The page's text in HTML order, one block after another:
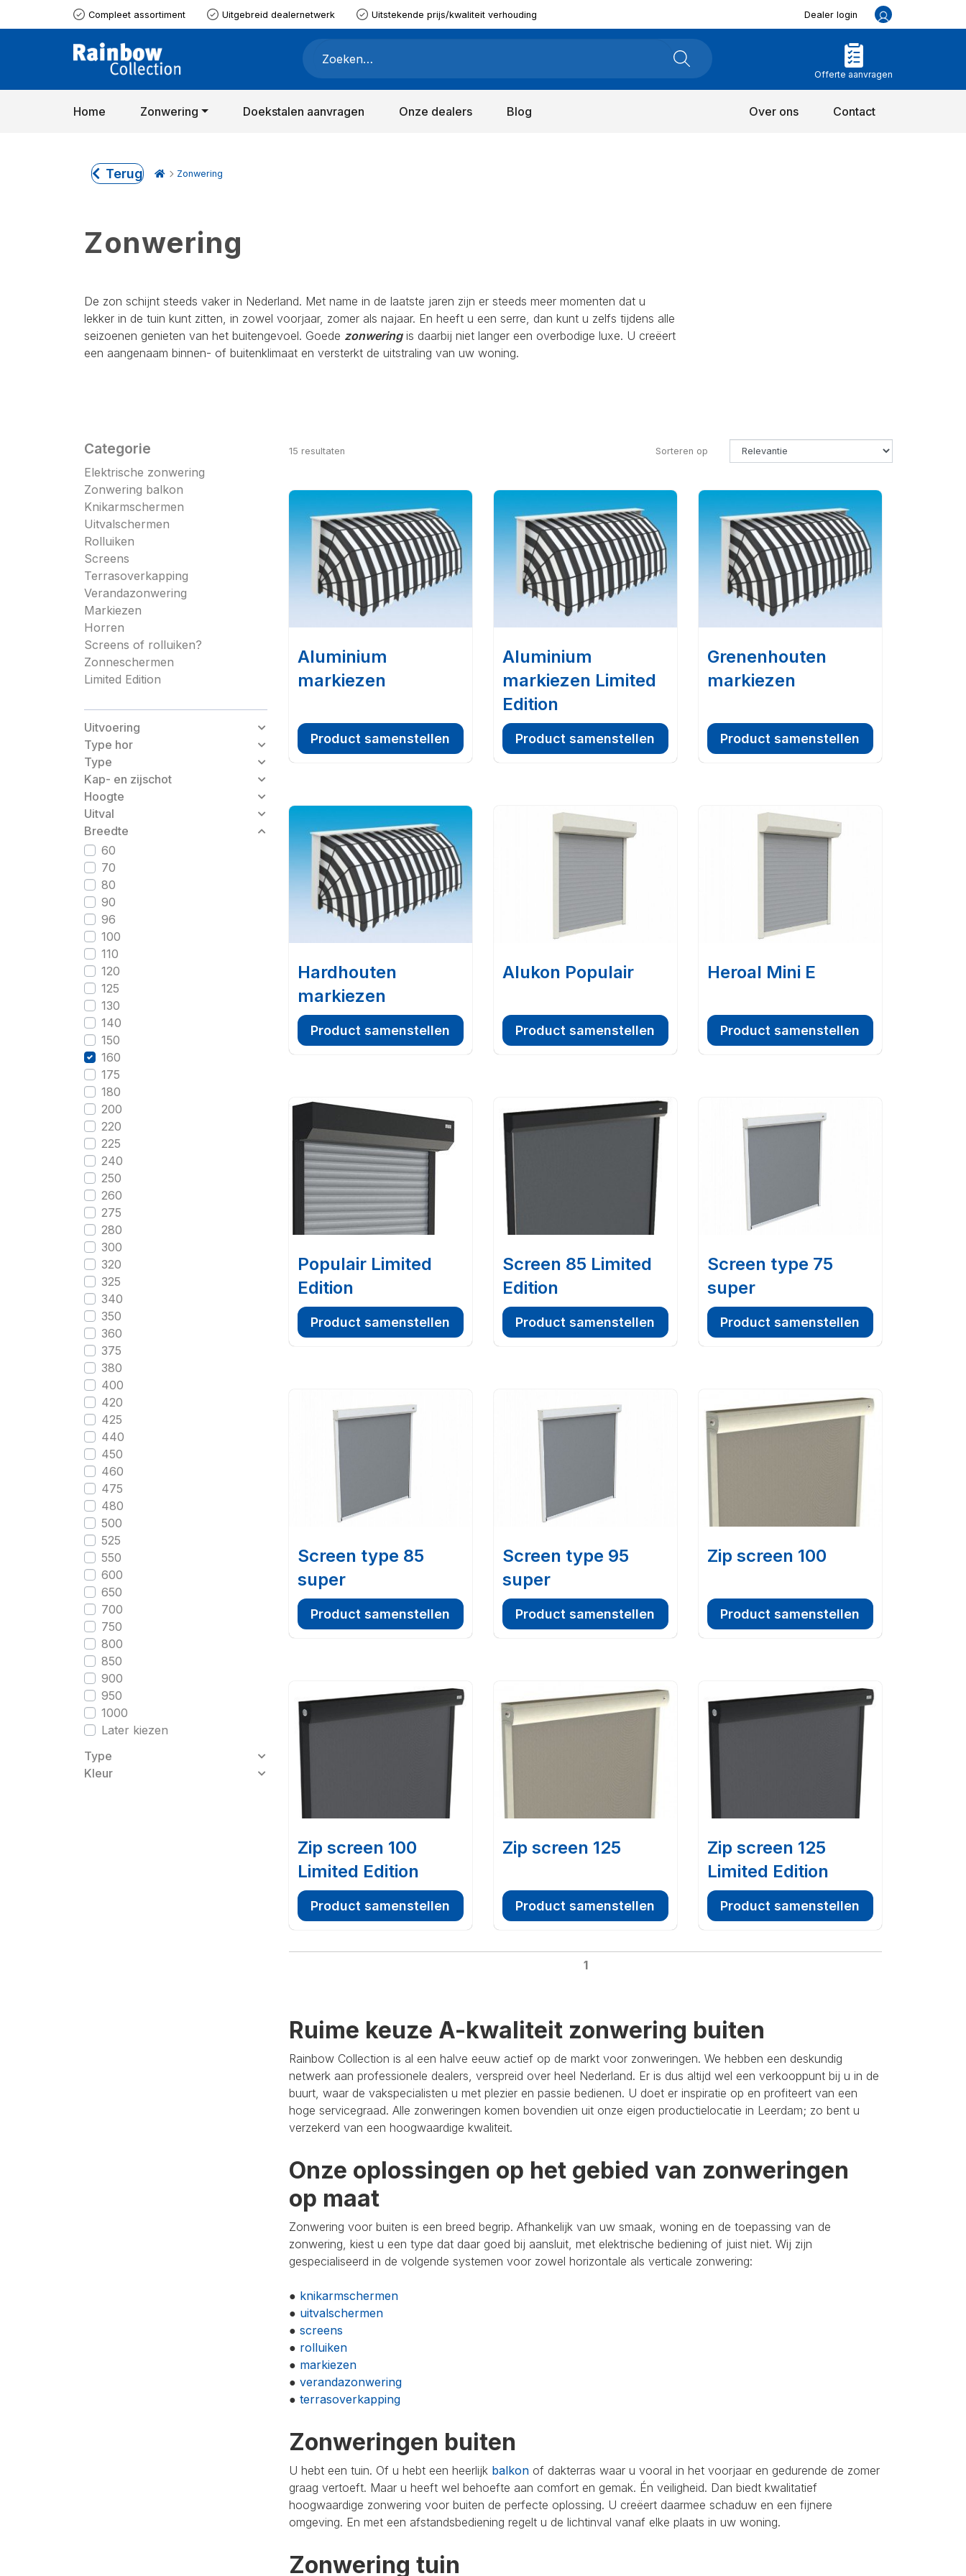
Compleet assortiment Uitgebreid dealernetwerk Uitstekende prijs/kwaliteit verhouding Dealer login
Offerte aanvragen
Home Zonwering Doekstalen aanvragen Onze dealers Blog Over ons Contact
Terug Zonwering
Zonwering
De zon schijnt steeds vaker in Nederland. Met name in de laatste jaren zijn er steeds meer momenten dat u
lekker in de tuin kunt zitten, in zowel voorjaar, zomer als najaar. En heeft u een serre, dan kunt u zelfs tijdens alle
seizoenen genieten van het buitengevoel. Goede zonweringis daarbij niet langer een overbodige luxe. U creëert
een aangenaam binnen- of buitenklimaat en versterkt de uitstraling van uw woning.
Categorie
Elektrische zonwering
Zonwering balkon
Knikarmschermen
Uitvalschermen
Rolluiken
Screens
Terrasoverkapping
Verandazonwering
Markiezen
Horren
Screens of rolluiken?
Zonneschermen
Limited Edition
Uitvoering
Type hor
Type
Kap- en zijschot
Hoogte
Uitval
Breedte
60
70
80
90
96
100
110
120
125
130
140
150
160
175
180
200
220
225
240
250
260
275
280
300
320
325
340
350
360
375
380
400
420
425
440
450
460
475
480
500
525
550
600
650
700
750
800
850
900
950
1000
Later kiezen
Type
Kleur
15 resultaten Sorteren op
Aluminium
markiezen
Product samenstellen
Aluminium
markiezen Limited
Edition
Product samenstellen
Grenenhouten
markiezen
Product samenstellen
Hardhouten
markiezen
Product samenstellen
Alukon Populair
Product samenstellen
Heroal Mini E
Product samenstellen
Populair Limited
Edition
Product samenstellen
Screen 85 Limited
Edition
Product samenstellen
Screen type 75
super
Product samenstellen
Screen type 85
super
Product samenstellen
Screen type 95
super
Product samenstellen
Zip screen 100
Product samenstellen
Zip screen 100
Limited Edition
Product samenstellen
Zip screen 125
Product samenstellen
Zip screen 125
Limited Edition
Product samenstellen
1
Ruime keuze A-kwaliteit zonwering buiten
Rainbow Collection is al een halve eeuw actief op de markt voor zonweringen. We hebben een deskundig
netwerk aan professionele dealers, verspreid over heel Nederland. Er is dus altijd wel een verkooppunt bij u in de
buurt, waar de vakspecialisten u met plezier en passie bedienen. U doet er inspiratie op en profiteert van een
hoge servicegraad. Alle zonweringen komen bovendien uit onze eigen productielocatie in Leerdam; zo bent u
verzekerd van een hoogwaardige kwaliteit.
Onze oplossingen op het gebied van zonweringen
op maat
Zonwering voor buiten is een breed begrip. Afhankelijk van uw smaak, woning en de toepassing van de
zonwering, kiest u een type dat daar goed bij aansluit, met elektrische bediening of juist niet. Wij zijn
gespecialiseerd in de volgende systemen voor zowel horizontale als verticale zonwering:
● knikarmschermen
● uitvalschermen
● screens
● rolluiken
● markiezen
● verandazonwering
● terrasoverkapping
Zonweringen buiten
U hebt een tuin. Of u hebt een heerlijk balkon of dakterras waar u vooral in het voorjaar en gedurende de zomer
graag vertoeft. Maar u heeft wel behoefte aan comfort en gemak. Én veiligheid. Dan biedt kwalitatief
hoogwaardige zonwering voor buiten de perfecte oplossing. U creëert daarmee schaduw en een fijnere
omgeving. En met een afstandsbediening regelt u de lichtinval vanaf elke plaats in uw woning.
Zonwering tuin